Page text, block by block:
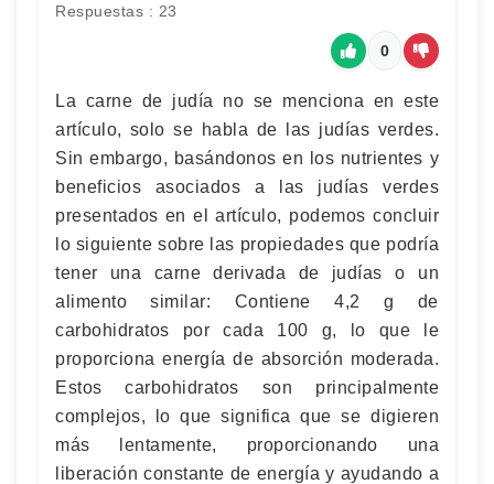
Respuestas : 23
0
La carne de judía no se menciona en este
artículo, solo se habla de las judías verdes.
Sin embargo, basándonos en los nutrientes y
beneficios asociados a las judías verdes
presentados en el artículo, podemos concluir
lo siguiente sobre las propiedades que podría
tener una carne derivada de judías o un
alimento similar: Contiene 4,2 g de
carbohidratos por cada 100 g, lo que le
proporciona energía de absorción moderada.
Estos carbohidratos son principalmente
complejos, lo que significa que se digieren
más lentamente, proporcionando una
liberación constante de energía y ayudando a